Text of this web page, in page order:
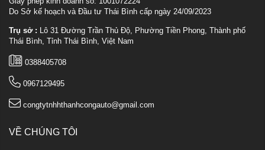
Do Sở kế hoạch và Đầu tư Thái Bình cấp ngày 24/09/2023
Trụ sở : Lô 31 Đường Trần Thủ Độ, Phường Tiền Phong, Thành phố
Thái Bình, Tỉnh Thái Bình, Việt Nam
0388405708
0967129495
congtytnhhthanhcongauto@gmail.com
VỀ CHÚNG TÔI